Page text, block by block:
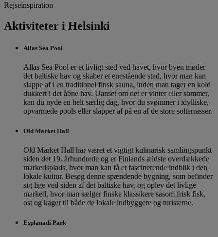
Rejseinspiration
Aktiviteter i Helsinki
Allas Sea Pool
Allas Sea Pool er et livligt sted ved havet, hvor byen møder
det baltiske hav og skaber et enestående sted, hvor man kan
slappe af i en traditionel finsk sauna, inden man tager en kold
dukkert i det åbne hav. Uanset om det er vinter eller sommer,
kan du nyde en helt særlig dag, hvor du svømmer i idylliske,
opvarmede pools eller slapper af på en af de store solterrasser.
Old Market Hall
Old Market Hall har været et vigtigt kulinarisk samlingspunkt
siden det 19. århundrede og er Finlands ældste overdækkede
markedsplads, hvor man kan få et fascinerende indblik i den
lokale kultur. Besøg denne spændende bygning, som befinder
sig lige ved siden af det baltiske hav, og oplev det livlige
marked, hvor man sælger finske klassikere såsom frisk fisk,
ost og kager til både de lokale indbyggere og turisterne.
Esplanadi Park